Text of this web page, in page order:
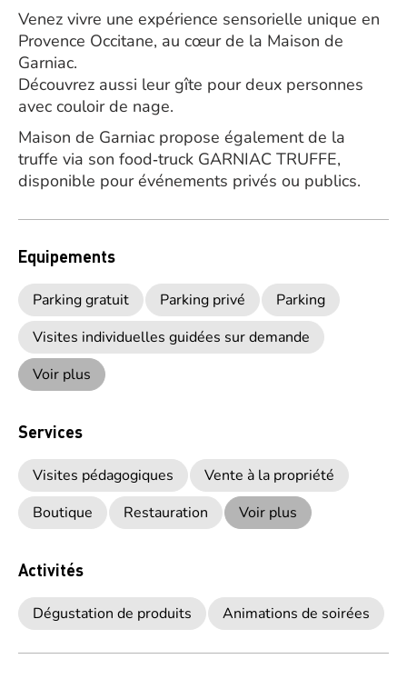
Venez vivre une expérience sensorielle unique en
Provence Occitane, au cœur de la Maison de
Garniac.
Découvrez aussi leur gîte pour deux personnes
avec couloir de nage.
Maison de Garniac propose également de la
truffe via son food‑truck GARNIAC TRUFFE,
disponible pour événements privés ou publics.
Equipements
Parking gratuit Parking privé
Parking
Visites individuelles guidées sur demande
Voir plus
Services
Visites pédagogiques
Vente à la propriété
Boutique
Restauration Voir plus
Activités
Dégustation de produits Animations de soirées